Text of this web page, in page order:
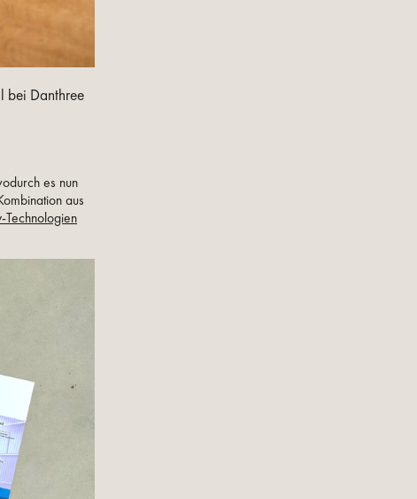
bei Danthree
es nun
aus
Technologien